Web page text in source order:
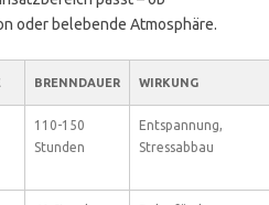
oder belebende Atmosphäre.
BRENNDAUER WIRKUNG
110-150
Stunden
Entspannung,
Stressabbau